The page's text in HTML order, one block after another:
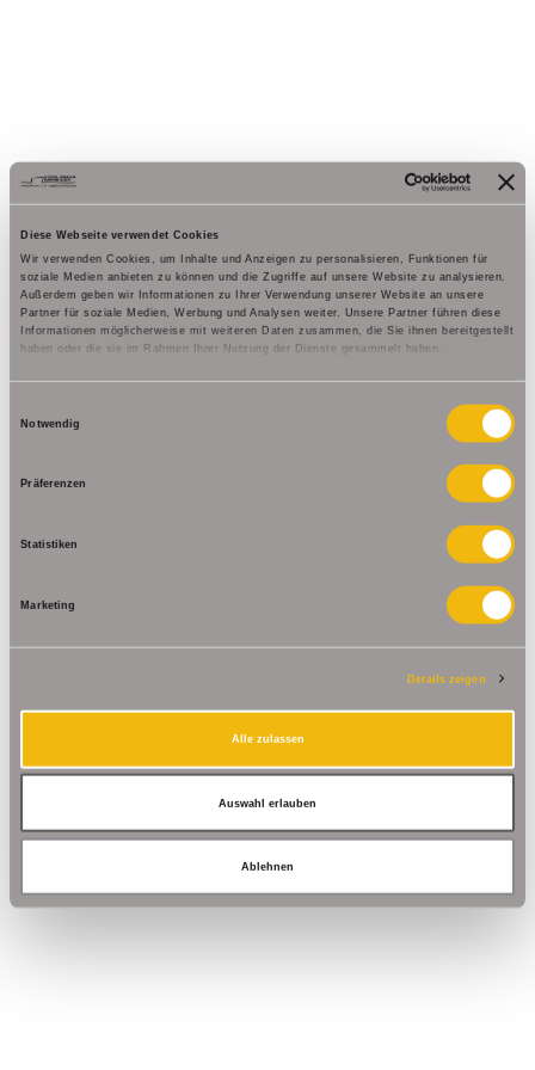
Diese Webseite verwendet Cookies
Wir verwenden Cookies, um Inhalte und Anzeigen zu personalisieren, Funktionen für
soziale Medien anbieten zu können und die Zugriffe auf unsere Website zu analysieren.
Außerdem geben wir Informationen zu Ihrer Verwendung unserer Website an unsere
Partner für soziale Medien, Werbung und Analysen weiter. Unsere Partner führen diese
Informationen möglicherweise mit weiteren Daten zusammen, die Sie ihnen bereitgestellt
haben oder die sie im Rahmen Ihrer Nutzung der Dienste gesammelt haben.
Notwendig
Präferenzen
Statistiken
Marketing
Details zeigen
Alle zulassen
Auswahl erlauben
Ablehnen